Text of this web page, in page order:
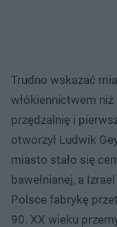
Trudno wskazać
włókiennictwem
przędzalnię i
otworzył Ludwik
miasto stało się
bawełnianej, a
Polsce fabrykę
90. XX wieku